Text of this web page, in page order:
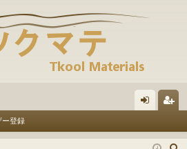
イ ザ
ー登録